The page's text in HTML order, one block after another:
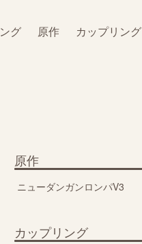
グ 原作 カップリング
原作
ニューダンガンロンパV3
カップリング